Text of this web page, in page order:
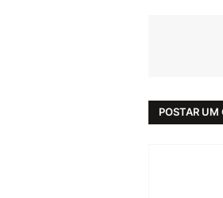
POSTAR